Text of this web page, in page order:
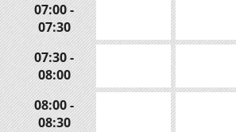
07:00 -
07:30
07:30 -
08:00
08:00 -
08:30